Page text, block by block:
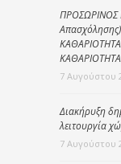
ΠΡΟΣΩΡΙΝΟΣ
7 Αυγούστου
Διακήρυξη
λειτουργία
7 Αυγούστου